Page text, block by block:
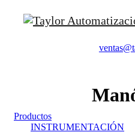
Productos
INSTRUMENTACIÓN